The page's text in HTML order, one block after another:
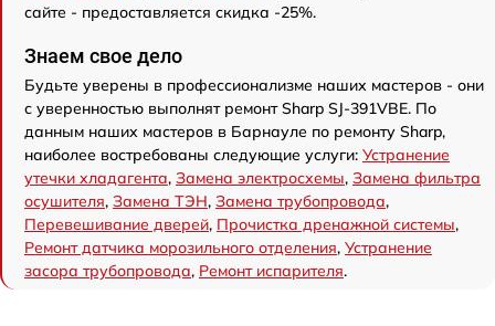
сайте - предоставляется скидка -25%.
Знаем свое дело
Будьте уверены в профессионализме наших мастеров - они
с уверенностью выполнят ремонт Sharp SJ-391VBE. По
данным наших мастеров в Барнауле по ремонту Sharp,
наиболее востребованы следующие услуги: Устранение
утечки хладагента, Замена электросхемы, Замена фильтра
осушителя, Замена ТЭН, Замена трубопровода,
Перевешивание дверей, Прочистка дренажной системы,
Ремонт датчика морозильного отделения, Устранение
засора трубопровода, Ремонт испарителя.